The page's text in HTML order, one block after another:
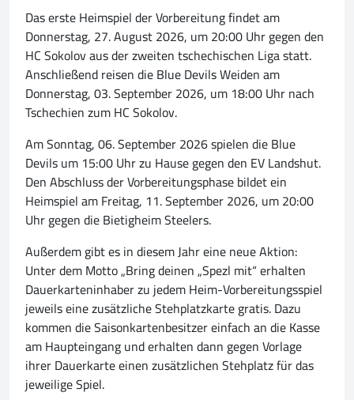
Das erste Heimspiel der Vorbereitung findet am
Donnerstag, 27. August 2026, um 20:00 Uhr gegen den
HC Sokolov aus der zweiten tschechischen Liga statt.
Anschließend reisen die Blue Devils Weiden am
Donnerstag, 03. September 2026, um 18:00 Uhr nach
Tschechien zum HC Sokolov.
Am Sonntag, 06. September 2026 spielen die Blue
Devils um 15:00 Uhr zu Hause gegen den EV Landshut.
Den Abschluss der Vorbereitungsphase bildet ein
Heimspiel am Freitag, 11. September 2026, um 20:00
Uhr gegen die Bietigheim Steelers.
Außerdem gibt es in diesem Jahr eine neue Aktion:
Unter dem Motto „Bring deinen „Spezl mit“ erhalten
Dauerkarteninhaber zu jedem Heim-Vorbereitungsspiel
jeweils eine zusätzliche Stehplatzkarte gratis. Dazu
kommen die Saisonkartenbesitzer einfach an die Kasse
am Haupteingang und erhalten dann gegen Vorlage
ihrer Dauerkarte einen zusätzlichen Stehplatz für das
jeweilige Spiel.